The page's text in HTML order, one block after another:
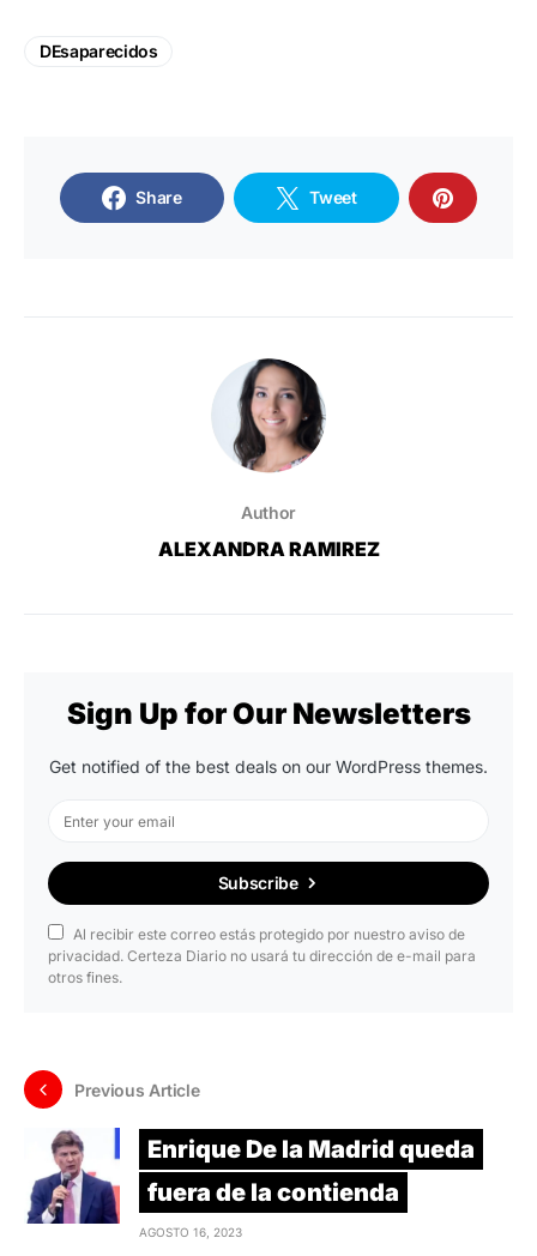
DEsaparecidos
Share Tweet
Author
ALEXANDRA RAMIREZ
Sign Up for Our Newsletters
Get notified of the best deals on our WordPress themes.
Subscribe
Al recibir este correo estás protegido por nuestro aviso de
privacidad. Certeza Diario no usará tu dirección de e-mail para
otros fines.
Previous Article
Enrique De la Madrid queda
fuera de la contienda
AGOSTO 16, 2023